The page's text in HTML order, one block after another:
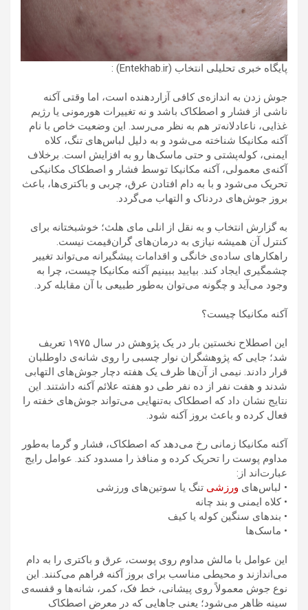
پایگاه خبری تحلیلی انتخاب (Entekhab.ir) :
جوش زدن به اندازه‌ی کافی آزاردهنده است، اما وقتی آکنه
ناشی از فشار و اصطکاک باشد و نه تغییرات هورمونی یا رژیم
غذایی، ناعادلانه‌تر هم به نظر می‌رسد. این وضعیت خاص با نام
آکنه مکانیکا شناخته می‌شود و به دلیل لباس‌های تنگ، کلاه
ایمنی، کوله‌پشتی و حتی ماسک‌ها رو به افزایش است. برخلاف
آکنه‌ی معمولی، آکنه مکانیکا توسط فشار و اصطکاک مکانیکی
تحریک می‌شود و با به دام افتادن عرق، چربی و باکتری‌ها، باعث
بروز جوش‌های دردناک و التهاب می‌گردد.
به گزارش انتخاب و به نقل از انلی مای هلث؛ خوشبختانه برای
کنترل آن همیشه نیازی به درمان‌های گران‌قیمت نیست.
راهکارهای ساده‌ی خانگی و اقدامات پیشگیرانه می‌تواند تغییر
چشمگیری ایجاد کند. بیایید ببینیم آکنه مکانیکا چیست، چرا به
وجود می‌آید و چگونه می‌توان به‌طور طبیعی با آن مقابله کرد.
آکنه مکانیکا چیست؟
این اصطلاح نخستین بار در یک پژوهش در سال ۱۹۷۵ تعریف
شد؛ جایی که پژوهشگران نوار چسبی را روی شانه‌ی داوطلبان
قرار دادند. نیمی از آن‌ها ظرف یک هفته دچار جوش‌های التهابی
شدند و هفت نفر از ده نفر طی دو هفته علائم آکنه داشتند. این
نتایج نشان داد که اصطکاک به‌تنهایی می‌تواند جوش‌های خفته را
فعال کرده و باعث بروز آکنه شود.
آکنه مکانیکا زمانی رخ می‌دهد که اصطکاک، فشار و گرما به‌طور
مداوم پوست را تحریک کرده و منافذ را مسدود کند. عوامل رایج
عبارت‌اند از:
• لباس‌های ورزشی تنگ یا سوتین‌های ورزشی
• کلاه ایمنی و بند چانه
• بندهای سنگین کوله یا کیف
• ماسک‌ها
این عوامل با مالش مداوم روی پوست، عرق و باکتری را به دام
می‌اندازند و محیطی مناسب برای بروز آکنه فراهم می‌کنند. این
نوع جوش معمولاً روی پیشانی، خط فک، کمر، شانه‌ها و قفسه‌ی
سینه ظاهر می‌شود؛ یعنی جاهایی که در معرض اصطکاک